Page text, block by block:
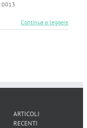
13
Continua a leggere
ARTICOLI
RECENTI